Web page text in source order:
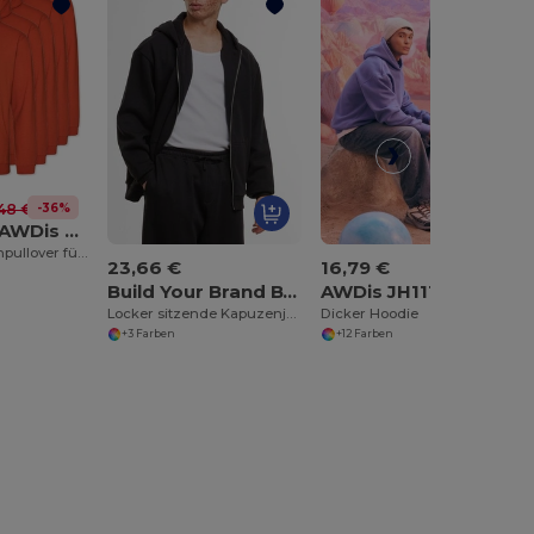
€ -36%
Pack mit 5 AWDis Just Hoods JH001
Unisex Kapuzenpullover für Stil und Komfort
23,66 €
Build Your Brand BY443
+3 Farben
16,79 €
AWDis JH111
Dicker Hoodie
+12 Farben